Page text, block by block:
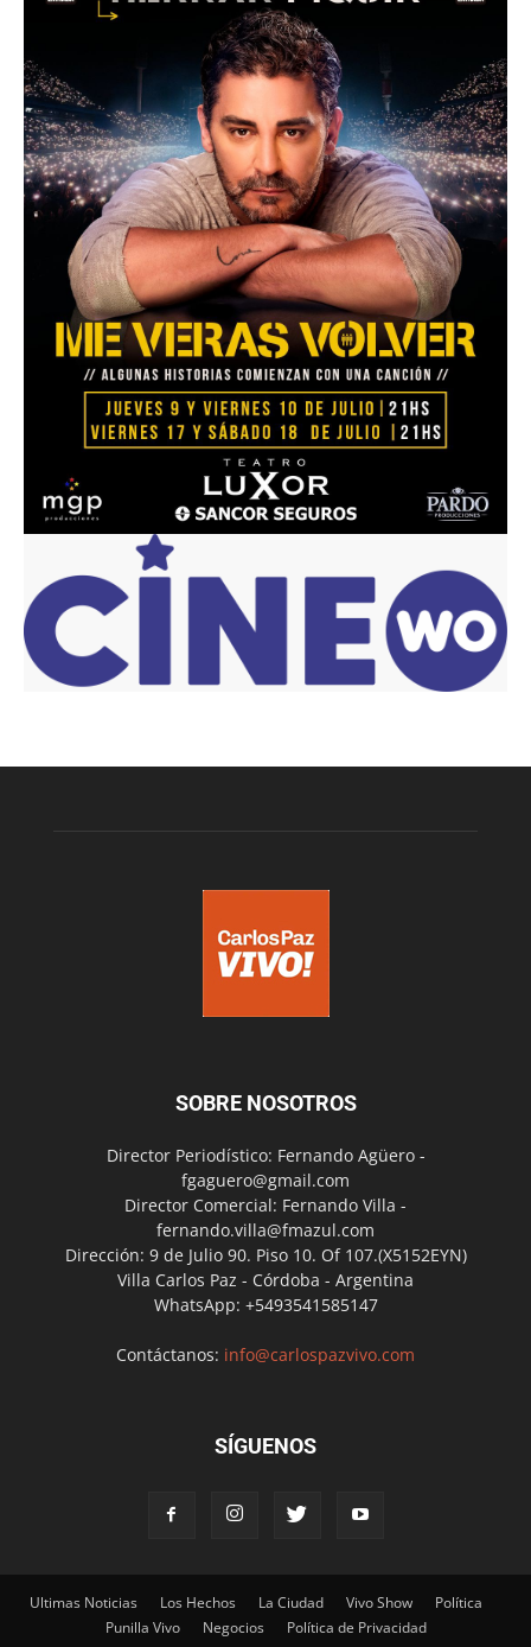
SOBRE NOSOTROS
Director Periodístico: Fernando Agüero -
fgaguero@gmail.com
Director Comercial: Fernando Villa -
fernando.villa@fmazul.com
Dirección: 9 de Julio 90. Piso 10. Of 107.(X5152EYN)
Villa Carlos Paz - Córdoba - Argentina
WhatsApp: +5493541585147
Contáctanos: info@carlospazvivo.com
SÍGUENOS
Ultimas Noticias Los Hechos La Ciudad Vivo Show
Política
Punilla Vivo
Negocios Política de Privacidad